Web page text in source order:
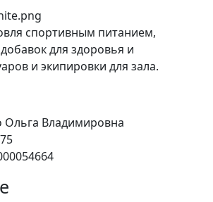
спортивным питанием,
для здоровья и
и экипировки для зала.
Владимировна